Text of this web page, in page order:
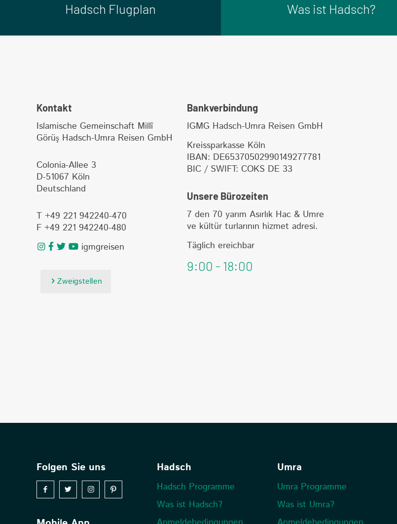
Hadsch Flugplan Was ist Hadsch?
Kontakt
Islamische Gemeinschaft Millî
Görüş Hadsch-Umra Reisen GmbH
Colonia-Allee 3
D-51067 Köln
Deutschland
T +49 221 942240-470
F +49 221 942240-480
igmgreisen
Zweigstellen
Bankverbindung
IGMG Hadsch-Umra Reisen GmbH
Kreissparkasse Köln
IBAN: DE65370502990149277781
BIC / SWIFT: COKS DE 33
Unsere Bürozeiten
7 den 70 yarım Asırlık Hac & Umre
ve kültür turlarının hizmet adresi.
Täglich ereichbar
9:00 - 18:00
Folgen Sie uns Hadsch
Hadsch Programme
Was ist Hadsch?
Umra
Umra Programme
Was ist Umra?